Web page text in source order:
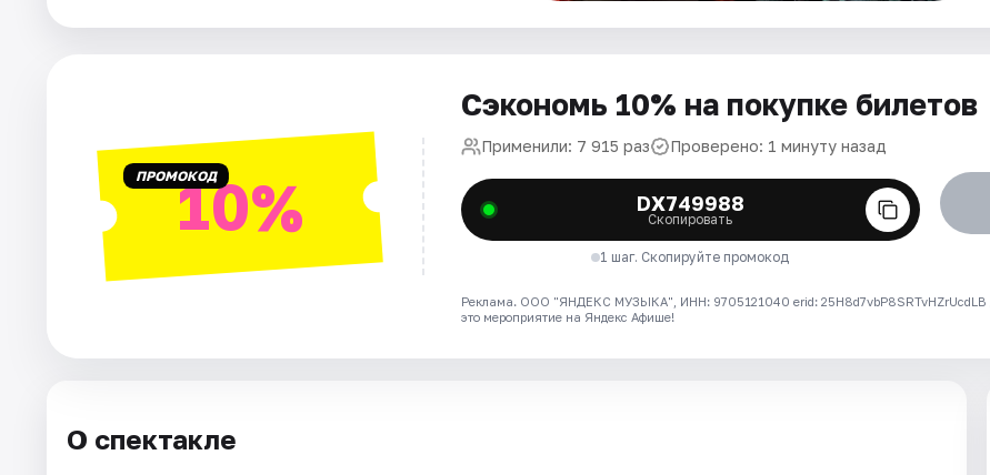
ПРОМОКОД10%
Сэкономь 10% на покупке билетов
Применили: 7 915 раз Проверено: 1 минуту назад
DX749988
Скопировать
1 шаг. Скопируйте промокод
Реклама. ООО "ЯНДЕКС МУЗЫКА", ИНН: 9705121040 erid: 25H8d7vbP8SRTvHZrUcdLB
это мероприятие на Яндекс Афише!
О спектакле